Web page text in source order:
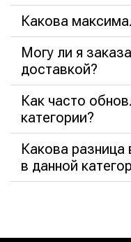
Какова
Могу ли я
доставкой?
Как часто
категории?
Какова
в данной